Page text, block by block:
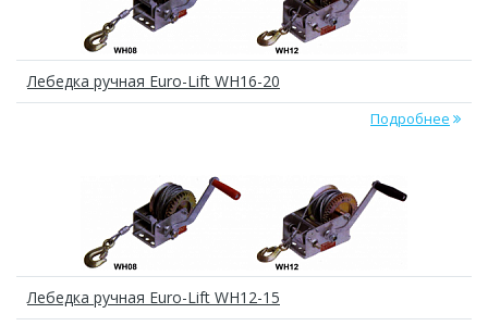
Лебедка ручная Euro-Lift WH16-20
Подробнее
Лебедка ручная Euro-Lift WH12-15